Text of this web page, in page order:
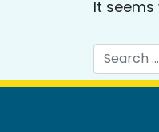
It seems